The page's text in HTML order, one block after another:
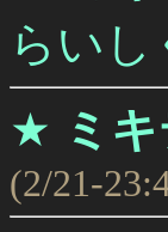
らい
★ ミ
(2/21-